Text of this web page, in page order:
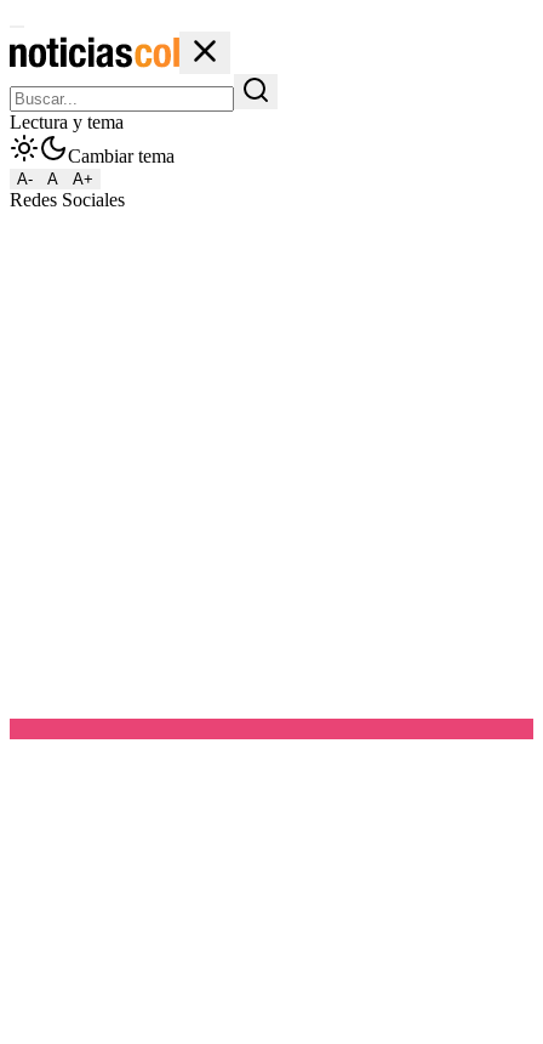
Lectura y tema
Cambiar tema
A- A A+
Redes Sociales